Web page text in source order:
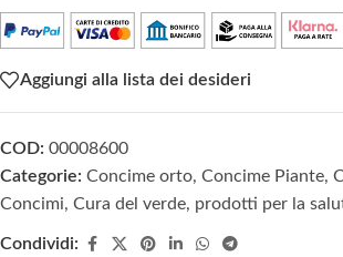
Aggiungi alla lista dei desideri
COD: 00008600
Categorie: Concime orto, Concime Piante,
Concimi, Cura del verde, prodotti per la
Condividi: